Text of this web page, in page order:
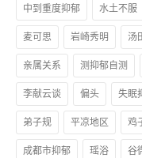
中到重度抑郁 水土不服
麦可思 岩崎秀明 汤
亲属关系 测抑郁自测
李献云谈 偏头 失眠
弟子规 平凉地区 鸡
成都市抑郁 瑶浴 谷